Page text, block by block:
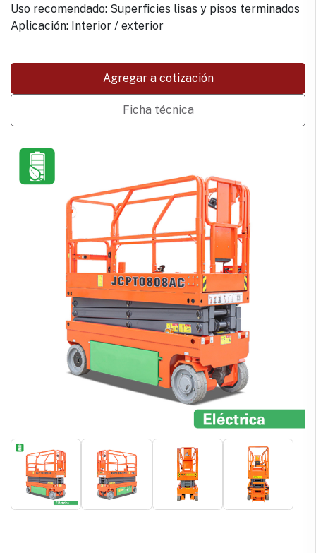
Uso recomendado: Superficies lisas y pisos terminados
Aplicación: Interior / exterior
Agregar a cotización
Ficha técnica